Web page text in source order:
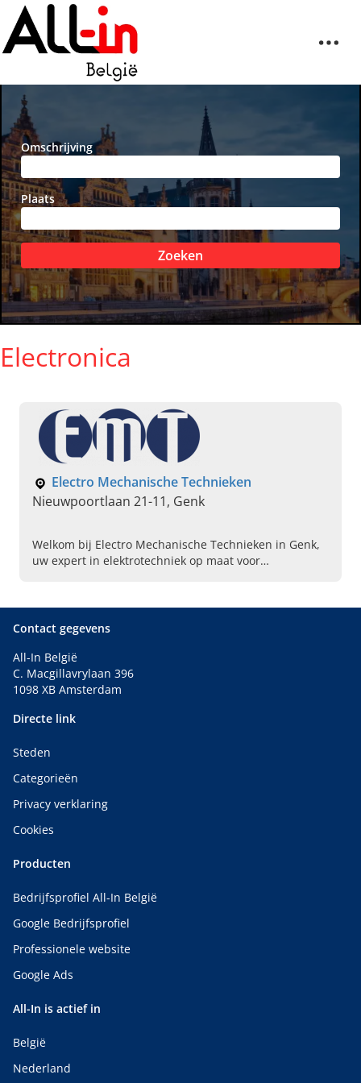
Omschrijving
Plaats
Zoeken
Electronica
Electro Mechanische Technieken
Nieuwpoortlaan 21-11, Genk
Welkom bij Electro Mechanische Technieken in Genk,
uw expert in elektrotechniek op maat voor
Contact gegevens
All-In België
C. Macgillavrylaan 396
1098 XB Amsterdam
Directe link
Steden
Categorieën
Privacy verklaring
Cookies
Producten
Bedrijfsprofiel All-In België
Google Bedrijfsprofiel
Professionele website
Google Ads
All-In is actief in
België
Nederland